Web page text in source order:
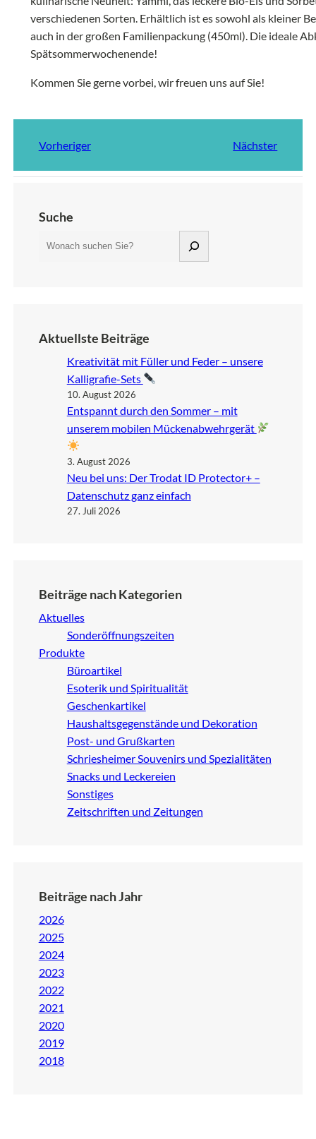
verschiedenen Sorten. Erhältlich ist es sowohl als kleiner
auch in der großen Familienpackung (450ml). Die ideale
Spätsommerwochenende!
Kommen Sie gerne vorbei, wir freuen uns auf Sie!
Vorheriger Nächster
Suche
Aktuellste Beiträge
Kreativität mit Füller und Feder – unsere
Kalligrafie-Sets
10. August 2026
Entspannt durch den Sommer – mit
unserem mobilen Mückenabwehrgerät
3. August 2026
Neu bei uns: Der Trodat ID Protector+ –
Datenschutz ganz einfach
27. Juli 2026
Beiträge nach Kategorien
Aktuelles
Sonderöffnungszeiten
Produkte
Büroartikel
Esoterik und Spiritualität
Geschenkartikel
Haushaltsgegenstände und Dekoration
Post- und Grußkarten
Schriesheimer Souvenirs und Spezialitäten
Snacks und Leckereien
Sonstiges
Zeitschriften und Zeitungen
Beiträge nach Jahr
2026
2025
2024
2023
2022
2021
2020
2019
2018